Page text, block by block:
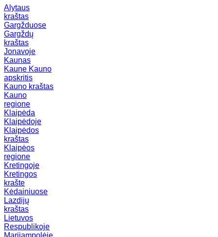
Alytaus
kraštas
Gargžduose
Gargždų
kraštas
Jonavoje
Kaunas
Kaune Kauno
apskritis
Kauno kraštas
Kauno
regione
Klaipėda
Klaipėdoje
Klaipėdos
kraštas
Klaipėos
regione
Kretingoje
Kretingos
krašte
Kėdainiuose
Lazdijų
kraštas
Lietuvos
Respublikoje
Marijampolėje